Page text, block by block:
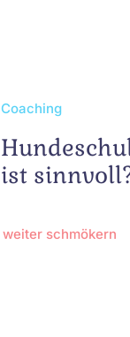
Coaching
ist
weiter schmökern